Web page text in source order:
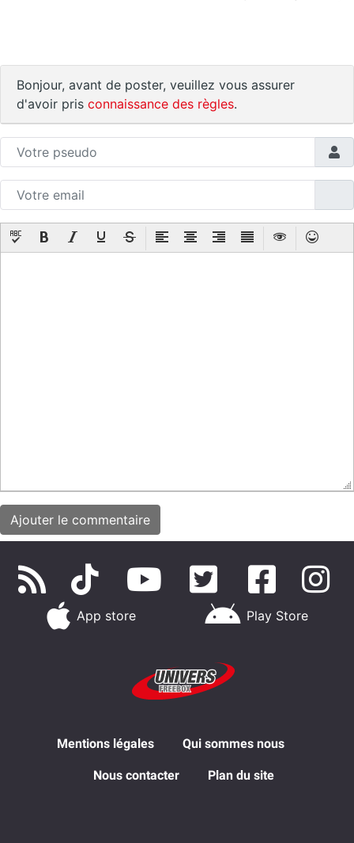
Bonjour, avant de poster, veuillez vous assurer
d'avoir pris connaissance des règles.
App store Play Store
Mentions légales Qui sommes nous
Nous contacter Plan du site